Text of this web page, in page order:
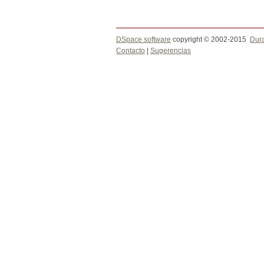
DSpace software copyright © 2002-2015
Contacto
Sugerencias